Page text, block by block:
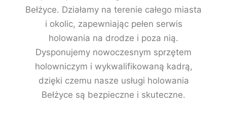
Bełżyce. Działamy na terenie całego miasta
i okolic, zapewniając pełen serwis
holowania na drodze i poza nią.
Dysponujemy nowoczesnym sprzętem
holowniczym i wykwalifikowaną kadrą,
dzięki czemu nasze usługi holowania
Bełżyce są bezpieczne i skuteczne.